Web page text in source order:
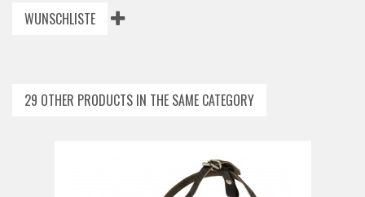
WUNSCHLISTE
29 OTHER PRODUCTS IN THE SAME CATEGORY